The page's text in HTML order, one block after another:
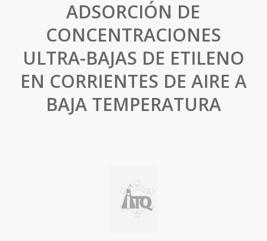
ADSORCIÓN DE
CONCENTRACIONES
ULTRA-BAJAS DE ETILENO
EN CORRIENTES DE AIRE A
BAJA TEMPERATURA